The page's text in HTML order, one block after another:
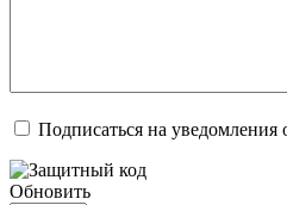
Подписаться на
Обновить